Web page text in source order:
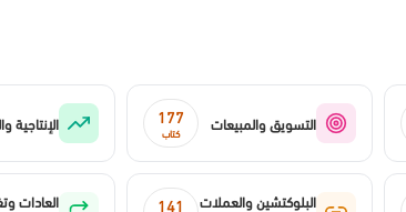
التسويق والمبيعات 177
كتاب الإنتاجية
البلوكتشين والعملات
141
العادات